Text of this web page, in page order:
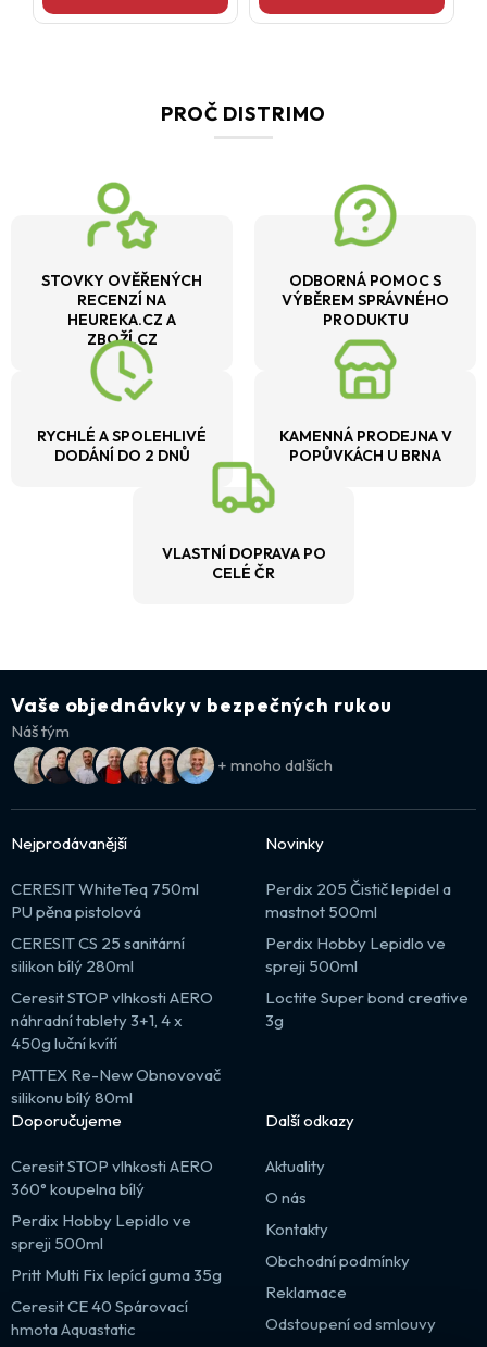
PROČ DISTRIMO
STOVKY OVĚŘENÝCH
RECENZÍ NA
HEUREKA.CZ A
ZBOŽÍ.CZ
ODBORNÁ POMOC S
VÝBĚREM SPRÁVNÉHO
PRODUKTU
RYCHLÉ A SPOLEHLIVÉ
DODÁNÍ DO 2 DNŮ
KAMENNÁ PRODEJNA V
POPŮVKÁCH U BRNA
VLASTNÍ DOPRAVA PO
CELÉ ČR
Vaše objednávky v bezpečných rukou
Náš tým
+ mnoho dalších
Nejprodávanější
CERESIT WhiteTeq 750ml
PU pěna pistolová
CERESIT CS 25 sanitární
silikon bílý 280ml
Ceresit STOP vlhkosti AERO
náhradní tablety 3+1, 4 x
450g luční kvítí
PATTEX Re-New Obnovovač
silikonu bílý 80ml
Novinky
Perdix 205 Čistič lepidel a
mastnot 500ml
Perdix Hobby Lepidlo ve
spreji 500ml
Loctite Super bond creative
3g
Doporučujeme
Ceresit STOP vlhkosti AERO
360° koupelna bílý
Perdix Hobby Lepidlo ve
spreji 500ml
Pritt Multi Fix lepící guma 35g
Ceresit CE 40 Spárovací
hmota Aquastatic
Další odkazy
Aktuality
O nás
Kontakty
Obchodní podmínky
Reklamace
Odstoupení od smlouvy